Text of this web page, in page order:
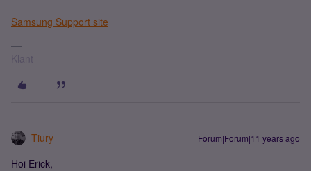
Samsung Support site
Klant
Tiury Forum|Forum|11 years ago
Hoi Erick,